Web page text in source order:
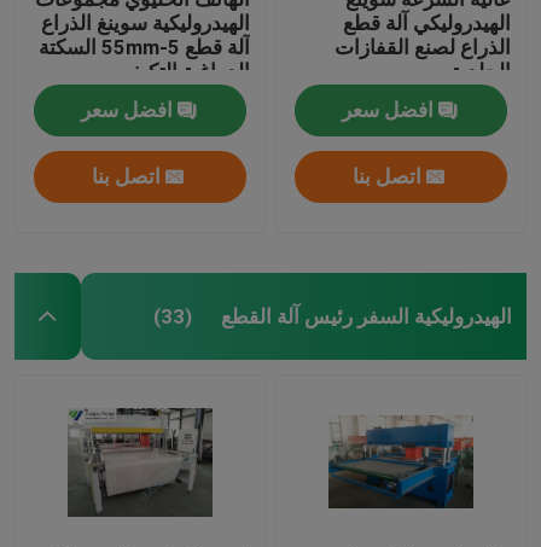
الهيدروليكي آلة قطع
الذراع لصنع القفازات
الجلدية
افضل سعر
اتصل بنا
الهيدروليكية سوينغ الذراع
آلة قطع 5-55mm السكتة
الدماغية التكيف
افضل سعر
اتصل بنا
الهيدروليكية السفر رئيس آلة القطع (33)